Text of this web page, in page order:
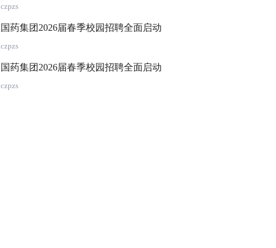
czpzs
国药集团2026届春季校园招聘全面启动
czpzs
国药集团2026届春季校园招聘全面启动
czpzs